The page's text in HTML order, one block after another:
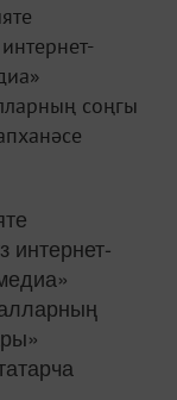
соңгы
интернет-